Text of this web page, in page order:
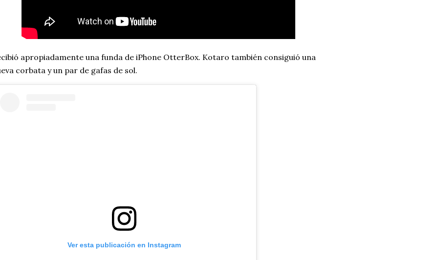
apropiadamente una funda de iPhone OtterBox. Kotaro también consiguió una
corbata y un par de gafas de sol.
Ver esta publicación en Instagram